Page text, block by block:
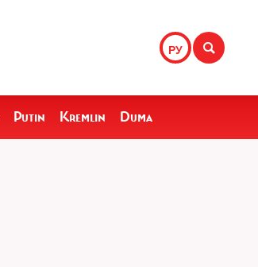
РУ
Putin Kremlin Duma